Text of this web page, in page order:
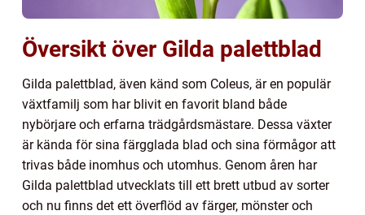
Översikt över Gilda palettblad
Gilda palettblad, även känd som Coleus, är en populär
växtfamilj som har blivit en favorit bland både
nybörjare och erfarna trädgårdsmästare. Dessa växter
är kända för sina färgglada blad och sina förmågor att
trivas både inomhus och utomhus. Genom åren har
Gilda palettblad utvecklats till ett brett utbud av sorter
och nu finns det ett överflöd av färger, mönster och